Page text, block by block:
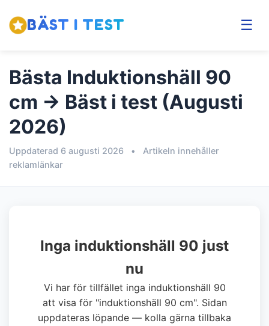
BÄST I TEST ☰
Bästa Induktionshäll 90
cm → Bäst i test (Augusti
2026)
Uppdaterad 6 augusti 2026 •
Artikeln innehåller
reklamlänkar
Inga induktionshäll 90 just
nu
Vi har för tillfället inga induktionshäll 90
att visa för "induktionshäll 90 cm". Sidan
uppdateras löpande — kolla gärna tillbaka